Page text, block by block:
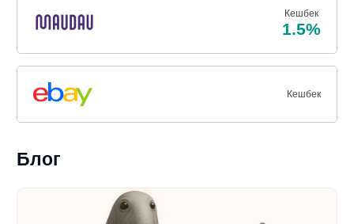
Кешбек
1.5%
Кешбек
Блог